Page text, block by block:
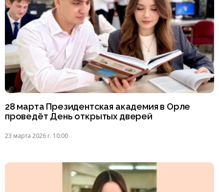
28 марта Президентская академия в Орле
проведёт День открытых дверей
23 марта 2026 г. 10:00